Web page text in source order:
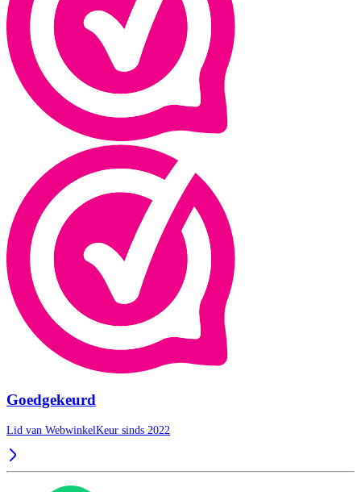
Goedgekeurd
Lid van WebwinkelKeur sinds 2022